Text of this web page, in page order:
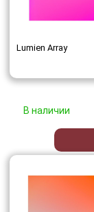
Lumien Array
В наличии